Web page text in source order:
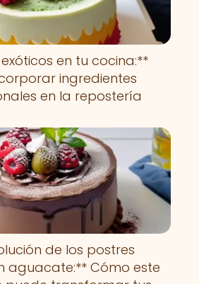
en tu cocina:**
ingredientes
en la repostería
de los postres
aguacate:** Cómo este